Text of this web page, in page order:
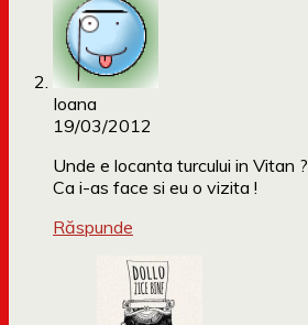
Ioana
19/03/2012
Unde e locanta turcului in Vitan ?
Ca i-as face si eu o vizita !
Răspunde